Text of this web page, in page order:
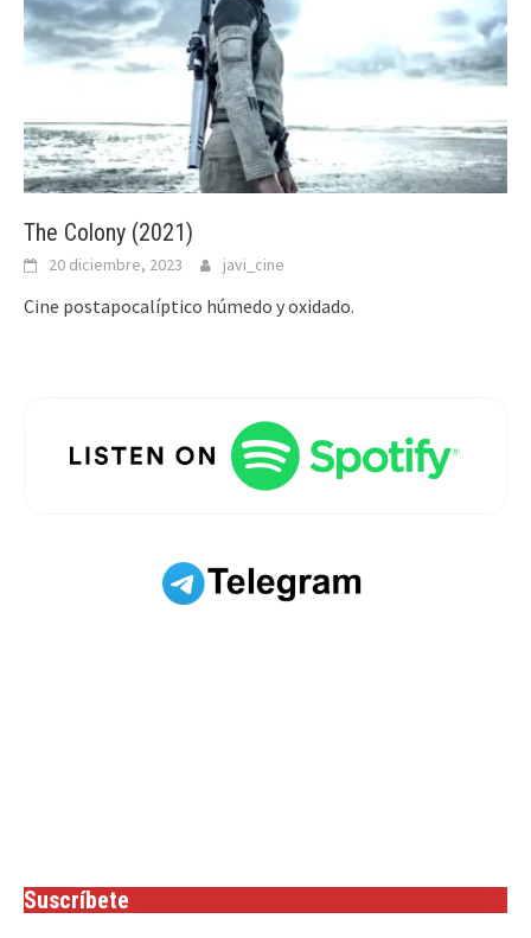
The Colony (2021)
20 diciembre, 2023 javi_cine
Cine postapocalíptico húmedo y oxidado.
Suscríbete